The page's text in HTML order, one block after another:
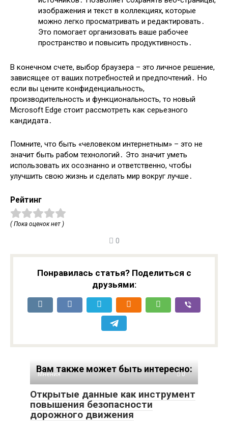
изображения и текст в коллекциях, которые
можно легко просматривать и редактировать․
Это помогает организовать ваше рабочее
пространство и повысить продуктивность․
В конечном счете, выбор браузера – это личное решение,
зависящее от ваших потребностей и предпочтений․ Но
если вы цените конфиденциальность,
производительность и функциональность, то новый
Microsoft Edge стоит рассмотреть как серьезного
кандидата․
Помните, что быть «человеком интернетным» – это не
значит быть рабом технологий․ Это значит уметь
использовать их осознанно и ответственно, чтобы
улучшить свою жизнь и сделать мир вокруг лучше․
Рейтинг
( Пока оценок нет )
0
Понравилась статья? Поделиться с
друзьями:
Вам также может быть интересно:
Мнения 0
Открытые данные как инструмент
повышения безопасности
дорожного движения